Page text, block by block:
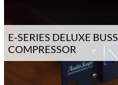
E-SERIES DELUXE BUSS
COMPRESSOR